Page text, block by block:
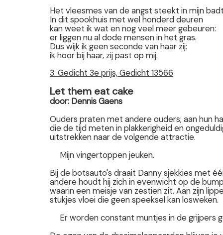
Het vleesmes van de angst steekt in mijn
In dit spookhuis met wel honderd deuren
kan weet ik wat en nog veel meer gebeuren:
er liggen nu al dode mensen in het gras.
Dus wijk ik geen seconde van haar zij:
ik hoor bij haar, zij past op mij.
3. Gedicht 3e prijs, Gedicht 13566
Let them eat cake
door: Dennis Gaens
Ouders praten met andere ouders; aan hun
die de tijd meten in plakkerigheid en
uitstrekken naar de volgende attractie.
Mijn vingertoppen jeuken.
Bij de botsauto's draait Danny sjekkies met
andere houdt hij zich in evenwicht op de
waarin een meisje van zestien zit. Aan zijn
stukjes vloei die geen speeksel kan losweken.
Er worden constant muntjes in de grijpers